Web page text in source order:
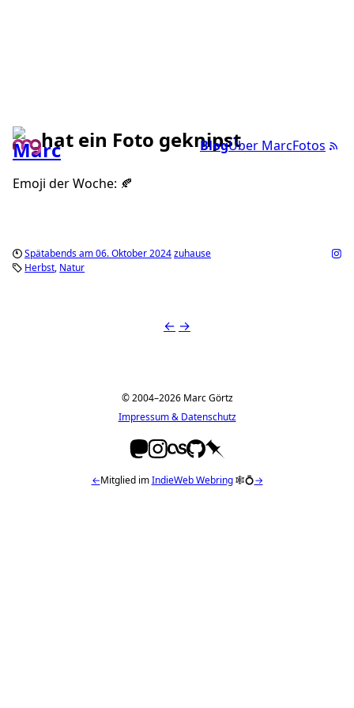
BlogÜber MarcFotos
hat ein Foto geknipst
Emoji der Woche: 🍂
Spätabends am 06. Oktober 2024zuhause
Herbst Natur
← →
© 2004–2026 Marc Görtz
Impressum & Datenschutz
←Mitglied imIndieWeb Webring🕸💍→